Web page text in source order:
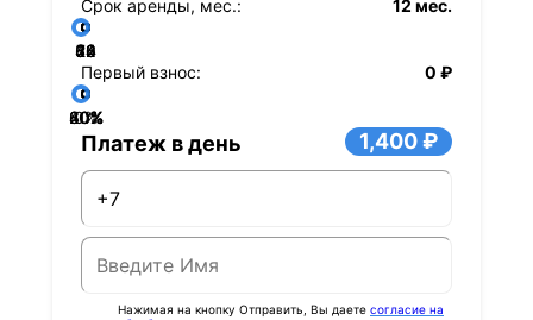
Срок аренды, мес.: 12 мес.
12
24
36
48
60
72
84
Первый взнос:
0 ₽
0%
20%
40%
60%
80%
Платеж в день 1,400 ₽
Нажимая на кнопку Отправить, Вы даете согласие на